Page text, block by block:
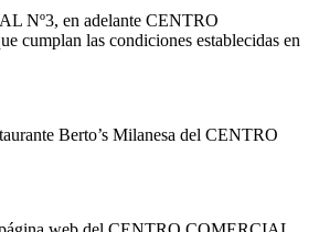
Nº3, en adelante CENTRO
cumplan las condiciones establecidas en
Berto’s Milanesa del CENTRO